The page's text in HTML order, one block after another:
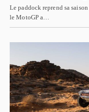
Le paddock reprend sa
le MotoGP a…